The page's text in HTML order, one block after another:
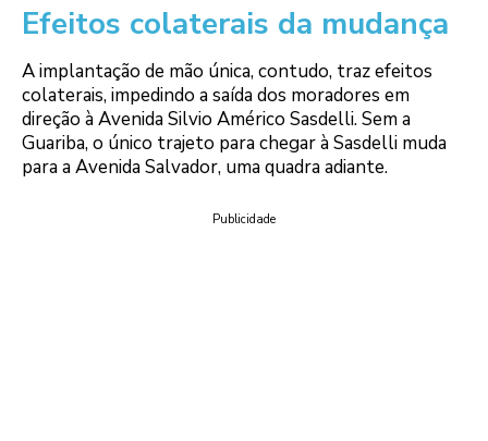
Efeitos colaterais da mudança
A implantação de mão única, contudo, traz efeitos
colaterais, impedindo a saída dos moradores em
direção à Avenida Silvio Américo Sasdelli. Sem a
Guariba, o único trajeto para chegar à Sasdelli muda
para a Avenida Salvador, uma quadra adiante.
Publicidade